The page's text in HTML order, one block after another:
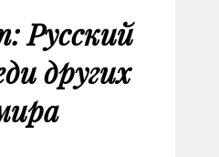
Русский
других